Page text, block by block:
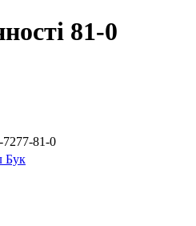
81-0
7277-81-0
Бук